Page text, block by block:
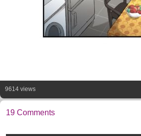
9614 views
19 Comments